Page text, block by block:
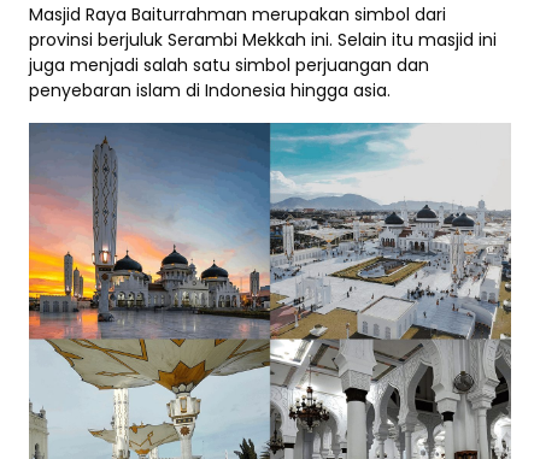
Masjid Raya Baiturrahman merupakan simbol dari
provinsi berjuluk Serambi Mekkah ini. Selain itu masjid ini
juga menjadi salah satu simbol perjuangan dan
penyebaran islam di Indonesia hingga asia.